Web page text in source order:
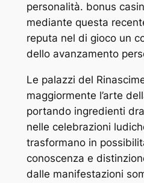
personalità. bonus
mediante questa
reputa nel di gioco un
dello avanzamento
Le palazzi del
maggiormente l’arte
portando ingredienti
nelle celebrazioni
trasformano in
conoscenza e
dalle manifestazioni